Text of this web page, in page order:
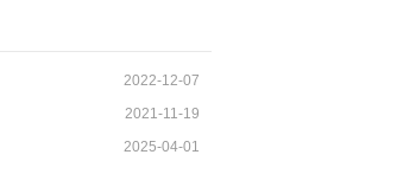
2022-12-07
2021-11-19
2025-04-01